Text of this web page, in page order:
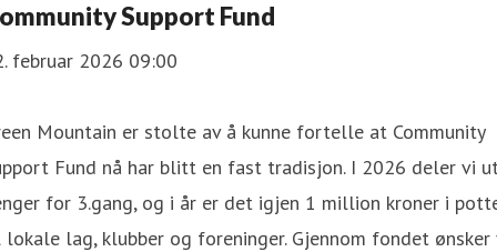
Support Fund
februar 2026 09:00
Mountain er stolte av å kunne fortelle at Community
Fund nå har blitt en fast tradisjon. I 2026 deler vi
for 3.gang, og i år er det igjen 1 million kroner i
lag, klubber og foreninger. Gjennom fondet ønsker